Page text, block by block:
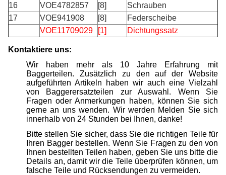
16
VOE4782857 [8]
Schrauben
17
VOE941908 [8]
Federscheibe
VOE11709029
[1] Dichtungssatz
Kontaktiere uns:
Wir haben mehr als 10 Jahre Erfahrung mit
Baggerteilen. Zusätzlich zu den auf der Website
aufgeführten Artikeln haben wir auch eine Vielzahl
von Baggerersatzteilen zur Auswahl. Wenn Sie
Fragen oder Anmerkungen haben, können Sie sich
gerne an uns wenden. Wir werden Melden Sie sich
innerhalb von 24 Stunden bei Ihnen, danke!
Bitte stellen Sie sicher, dass Sie die richtigen Teile für
Ihren Bagger bestellen. Wenn Sie Fragen zu den von
Ihnen bestellten Teilen haben, geben Sie uns bitte die
Details an, damit wir die Teile überprüfen können, um
falsche Teile und Rücksendungen zu vermeiden.